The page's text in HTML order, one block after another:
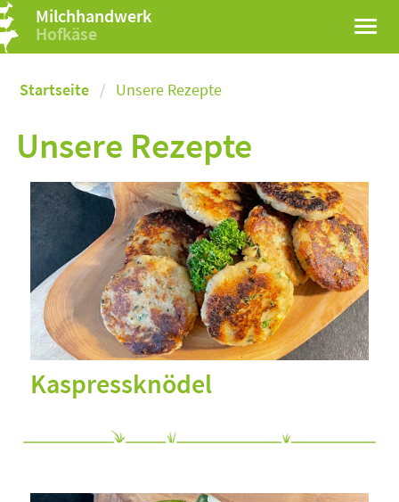
Milchhandwerk
Hofkäse
Startseite Unsere Rezepte
Unsere Rezepte
Kaspressknödel